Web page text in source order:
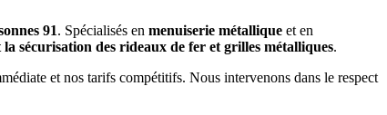
91. Spécialisés en menuiserie métallique et en
la sécurisation des rideaux de fer et grilles métalliques.
et nos tarifs compétitifs. Nous intervenons dans le respect